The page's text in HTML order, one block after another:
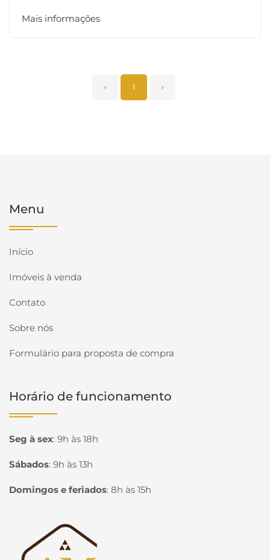
Mais informações
‹ 1 ›
Menu
Início
Imóveis à venda
Contato
Sobre nós
Formulário para proposta de compra
Horário de funcionamento
Seg à sex: 9h às 18h
Sábados: 9h às 13h
Domingos e feriados: 8h às 15h
Página inicial